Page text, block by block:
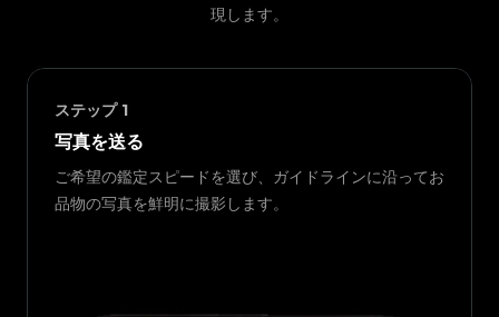
現します。
ステップ 1
写真を送る
ご希望の鑑定スピードを選び、ガイドラインに沿ってお
品物の写真を鮮明に撮影します。